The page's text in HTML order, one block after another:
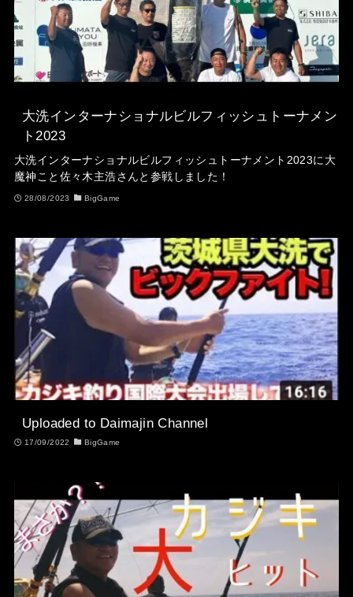
大洗インターナショナルビルフィッシュトーナメン
ト2023
大洗インターナショナルビルフィッシュトーナメント2023に大
魔神こと佐々木主浩さんと参戦しました！
28/08/2023 BigGame
Uploaded to Daimajin Channel
17/09/2022 BigGame